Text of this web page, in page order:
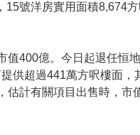
號洋房實用面積8,674
值400億。今日起退任恒
供超過441萬方呎樓面，
計有關項目出售時，市